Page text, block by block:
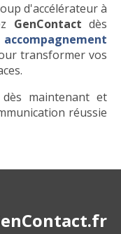
d'accélérateur à
GenContact dès
accompagnement
transformer vos
dès maintenant et
réussie